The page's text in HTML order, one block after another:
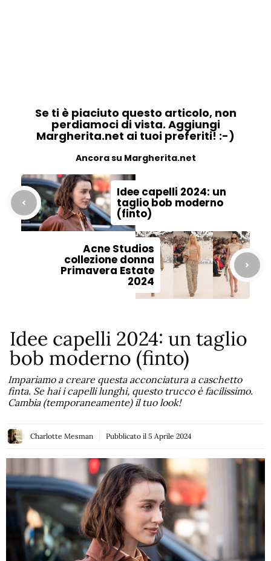
Se ti è piaciuto questo articolo, non
perdiamoci di vista. Aggiungi
Margherita.net ai tuoi preferiti! :-)
Ancora su Margherita.net
Idee capelli 2024: un
taglio bob moderno
(finto)
Acne Studios
collezione donna
Primavera Estate
2024
Idee capelli 2024: un taglio
bob moderno (finto)
Impariamo a creare questa acconciatura a caschetto
finta. Se hai i capelli lunghi, questo trucco è facilissimo.
Cambia (temporaneamente) il tuo look!
Charlotte Mesman Pubblicato il 5 Aprile 2024